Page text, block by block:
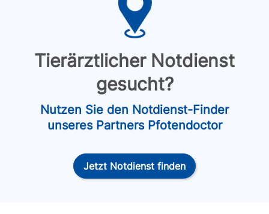
Tierärztlicher Notdienst
gesucht?
Nutzen Sie den Notdienst-Finder
unseres Partners Pfotendoctor
Jetzt Notdienst finden